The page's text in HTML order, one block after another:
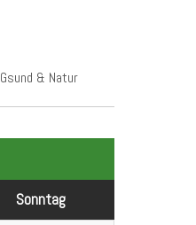
Gsund & Natur
Sonntag